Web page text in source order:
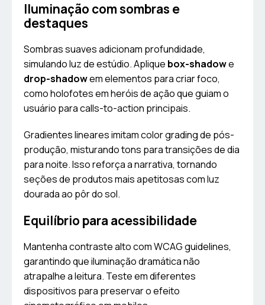
Iluminação com sombras e
destaques
Sombras suaves adicionam profundidade,
simulando luz de estúdio. Aplique box-shadowe
drop-shadowem elementos para criar foco,
como holofotes em heróis de ação que guiam o
usuário para calls-to-action principais.
Gradientes lineares imitam color grading de pós-
produção, misturando tons para transições de dia
para noite. Isso reforça a narrativa, tornando
seções de produtos mais apetitosas com luz
dourada ao pôr do sol.
Equilíbrio para acessibilidade
Mantenha contraste alto com WCAG guidelines,
garantindo que iluminação dramática não
atrapalhe a leitura. Teste em diferentes
dispositivos para preservar o efeito